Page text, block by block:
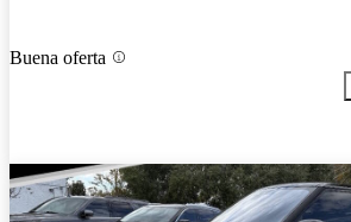
Buena oferta